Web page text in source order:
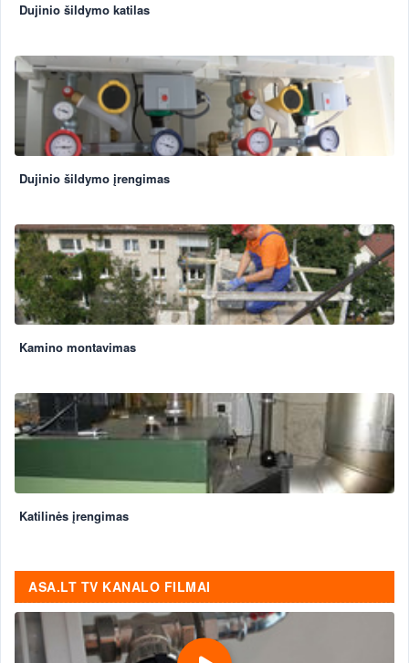
Dujinio šildymo katilas
Dujinio šildymo įrengimas
Kamino montavimas
Katilinės įrengimas
ASA.LT TV KANALO FILMAI